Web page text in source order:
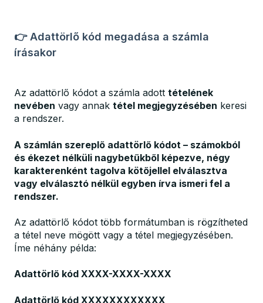
👉 Adattörlő kód megadása a számla
írásakor
Az adattörlő kódot a számla adott tételének
nevében vagy annak tétel megjegyzésében keresi
a rendszer.
A számlán szereplő adattörlő kódot – számokból
és ékezet nélküli nagybetűkből képezve, négy
karakterenként tagolva kötőjellel elválasztva
vagy elválasztó nélkül egyben írva ismeri fel a
rendszer.
Az adattörlő kódot több formátumban is rögzítheted
a tétel neve mögött vagy a tétel megjegyzésében.
Íme néhány példa:
Adattörlő kód XXXX-XXXX-XXXX
Adattörlő kód XXXXXXXXXXXX